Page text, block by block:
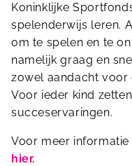
Koninklijke
spelenderwijs leren.
om te spelen en te
namelijk graag en
zowel aandacht voor
Voor ieder kind
succeservaringen.
Voor meer
hier.